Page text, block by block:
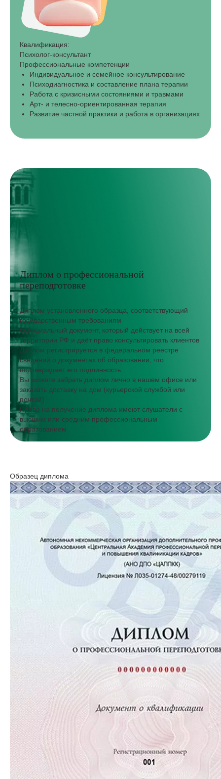
Квалификация:
Психолог-консультант
Профессиональные компетенции
Индивидуальное и семейное консультирование
Психодиагностика и составление плана терапии
Работа с кризисными состояниями и травмами
Арт- и телесно-ориентированная терапия
Развитие частной практики и работа в организациях
Диплом о профессиональной
переподготовке
Диплом установленного образца, соответствующий
государственным требованиям
Официальный документ, который действует на всей
территории РФ и даёт право консультировать клиентов
Диплом регистрируется в федеральном реестре
сведений о документах об образовании, что
подтверждает его подлинность
Вы можете забрать диплом лично в нашем офисе или
заказать доставку на дом (курьерской службой или
почтой)
Право на получение диплома имеют слушатели с
высшим или средним профессиональным
образованием
Образец диплома